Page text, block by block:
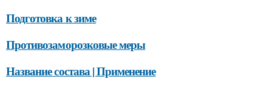
Подготовка к зиме
Противозаморозковые меры
Название состава | Применение